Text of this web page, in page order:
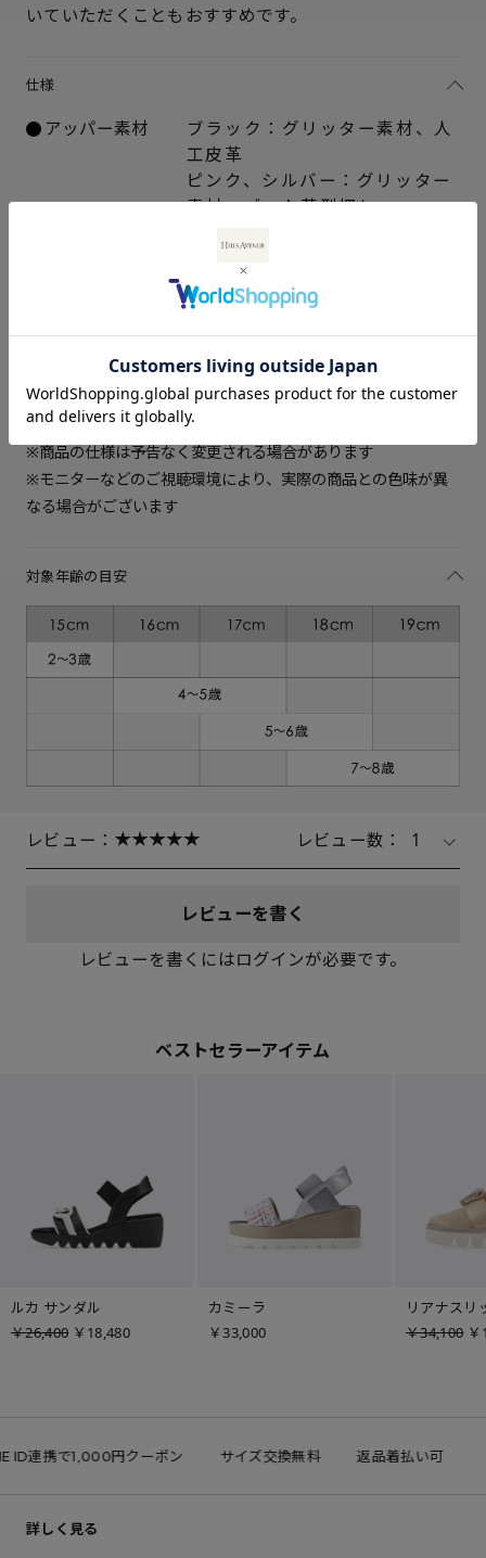
サイズを選択してください
△ 残りわずか
17cm △ 残りわずか
18cm 入荷お知らせ
19cm △ 残りわずか
いていただくこともおすすめです。
仕様
アッパー素材
ブラック：グリッター素材、人
工皮革
ピンク、シルバー：グリッター
素材、ゴート革型押し
約0.7cm
約70ｇ（サイズにより多少の差
異あり）
日本製
お手入れ方法はこちら
※商品の仕様は予告なく変更される場合があります
※モニターなどのご視聴環境により、実際の商品との色味が異
なる場合がございます
対象年齢の目安
レビュー： レビュー数： 1
レビューを書く
レビューを書くにはログインが必要です。
ベストセラーアイテム
ルカ サンダル
￥26,400 ￥18,480
カミーラ
￥33,000
リアナスリ
￥34,100
連携で1,000円クーポン サイズ交換無料 返品着払い可
詳しく見る